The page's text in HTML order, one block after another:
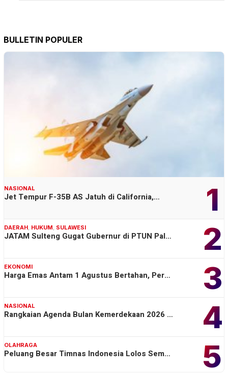
BULLETIN POPULER
1
NASIONAL
Jet Tempur F-35B AS Jatuh di California,…
2
DAERAH, HUKUM, SULAWESI
JATAM Sulteng Gugat Gubernur di PTUN Pal…
3
EKONOMI
Harga Emas Antam 1 Agustus Bertahan, Per…
4
NASIONAL
Rangkaian Agenda Bulan Kemerdekaan 2026 …
5
OLAHRAGA
Peluang Besar Timnas Indonesia Lolos Sem…